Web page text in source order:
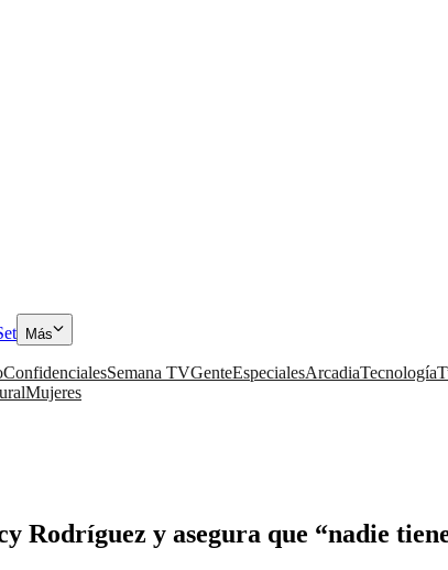
Más
ConfidencialesSemana TVGenteEspecialesArcadiaTecnología
Mujeres
y asegura que “nadie